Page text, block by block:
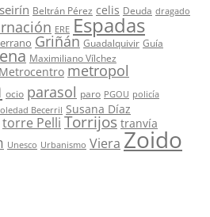
Beltrán Pérez celis Deuda dragado
ERE Espadas
Griñán Guadalquivir Guía
Maximiliano Vílchez
Metrocentro metropol
ocio parasol paro PGOU policía
Becerril Susana Díaz
torre Pelli Torrijos tranvía
Unesco Urbanismo Viera Zoido